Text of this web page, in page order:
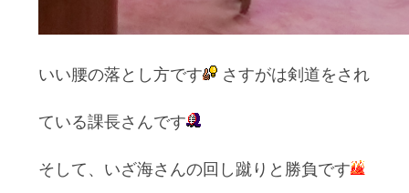
いい腰の落とし方です さすがは剣道をされ
ている課長さんです
そして、いざ海さんの回し蹴りと勝負です